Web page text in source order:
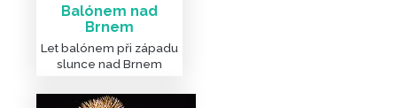
Balónem nad
Brnem
Let balónem při západu
slunce nad Brnem